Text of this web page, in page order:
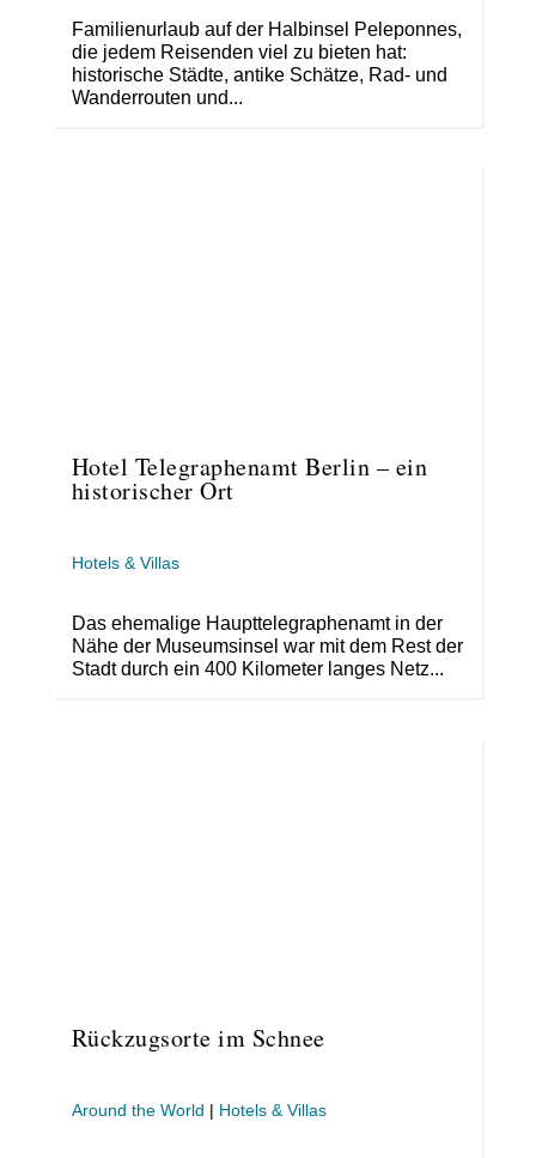
Familienurlaub auf der Halbinsel Peleponnes,
die jedem Reisenden viel zu bieten hat:
historische Städte, antike Schätze, Rad- und
Wanderrouten und...
Hotel Telegraphenamt Berlin – ein
historischer Ort
Hotels & Villas
Das ehemalige Haupttelegraphenamt in der
Nähe der Museumsinsel war mit dem Rest der
Stadt durch ein 400 Kilometer langes Netz...
Rückzugsorte im Schnee
Around the World | Hotels & Villas